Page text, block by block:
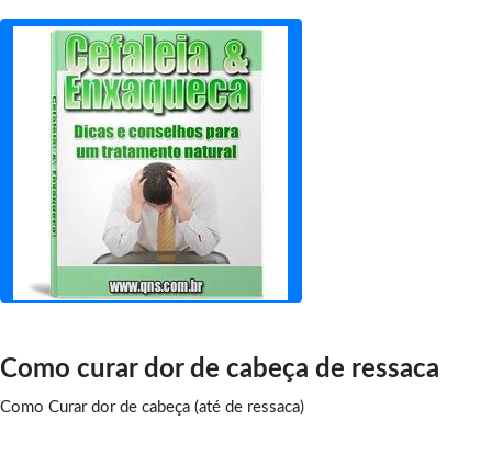
Como curar dor de cabeça de ressaca
Como Curar dor de cabeça (até de ressaca)